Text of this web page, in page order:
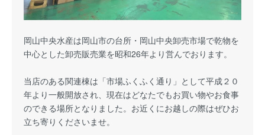
岡山中央水産は岡山市の台所・岡山中央卸売市場で乾物を
中心とした卸売販売業を昭和26年より営んでおります。
当店のある関連棟は「市場ふくふく通り」として平成２０
年より一般開放され、現在はどなたでもお買い物やお食事
のできる場所となりました。お近くにお越しの際はぜひお
立ち寄りくださいませ。